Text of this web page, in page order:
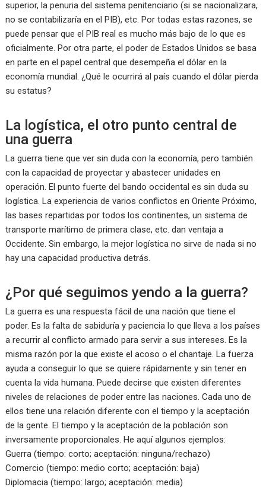
superior, la penuria del sistema penitenciario (si se nacionalizara,
no se contabilizaría en el PIB), etc. Por todas estas razones, se
puede pensar que el PIB real es mucho más bajo de lo que es
oficialmente. Por otra parte, el poder de Estados Unidos se basa
en parte en el papel central que desempeña el dólar en la
economía mundial. ¿Qué le ocurrirá al país cuando el dólar pierda
su estatus?
La logística, el otro punto central de
una guerra
La guerra tiene que ver sin duda con la economía, pero también
con la capacidad de proyectar y abastecer unidades en
operación. El punto fuerte del bando occidental es sin duda su
logística. La experiencia de varios conflictos en Oriente Próximo,
las bases repartidas por todos los continentes, un sistema de
transporte marítimo de primera clase, etc. dan ventaja a
Occidente. Sin embargo, la mejor logística no sirve de nada si no
hay una capacidad productiva detrás.
¿Por qué seguimos yendo a la guerra?
La guerra es una respuesta fácil de una nación que tiene el
poder. Es la falta de sabiduría y paciencia lo que lleva a los países
a recurrir al conflicto armado para servir a sus intereses. Es la
misma razón por la que existe el acoso o el chantaje. La fuerza
ayuda a conseguir lo que se quiere rápidamente y sin tener en
cuenta la vida humana. Puede decirse que existen diferentes
niveles de relaciones de poder entre las naciones. Cada uno de
ellos tiene una relación diferente con el tiempo y la aceptación
de la gente. El tiempo y la aceptación de la población son
inversamente proporcionales. He aquí algunos ejemplos:
Guerra (tiempo: corto; aceptación: ninguna/rechazo)
Comercio (tiempo: medio corto; aceptación: baja)
Diplomacia (tiempo: largo; aceptación: media)